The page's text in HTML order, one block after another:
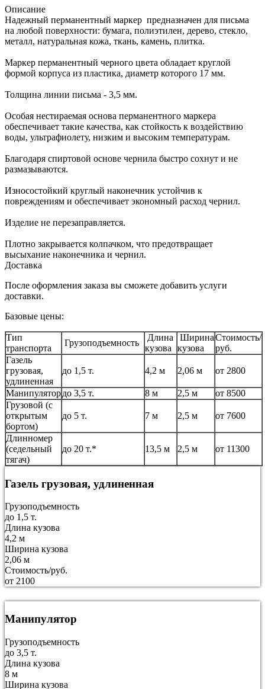
Описание
Надежный перманентный маркер предназначен для письма
на любой поверхности: бумага, полиэтилен, дерево, стекло,
металл, натуральная кожа, ткань, камень, плитка.
Маркер перманентный черного цвета обладает круглой
формой корпуса из пластика, диаметр которого 17 мм.
Толщина линии письма - 3,5 мм.
Особая нестираемая основа перманентного маркера
обеспечивает такие качества, как стойкость к воздействию
воды, ультрафиолету, низким и высоким температурам.
Благодаря спиртовой основе чернила быстро сохнут и не
размазываются.
Износостойкий круглый наконечник устойчив к
повреждениям и обеспечивает экономный расход чернил.
Изделие не перезаправляется.
Плотно закрывается колпачком, что предотвращает
высыхание наконечника и чернил.
Доставка
После оформления заказа вы сможете добавить услуги
доставки.
Базовые цены:
Тип
транспорта
Грузоподъемность
Длина
кузова
Ширина
кузова
Стоимость/
руб.
Газель
грузовая,
удлиненная
до 1,5 т. 4,2 м 2,06 м от 2800
Манипулятордо 3,5 т. 8 м 2,5 м
от 8500
Грузовой (с
открытым
бортом)
до 5 т. 7 м 2,5 м от 7600
Длинномер
(седельный
тягач)
до 20 т.* 13,5 м 2,5 м от 11300
Газель грузовая, удлиненная
Грузоподъемность
до 1,5 т.
Длина кузова
4,2 м
Ширина кузова
2,06 м
Стоимость/руб.
от 2100
Манипулятор
Грузоподъемность
до 3,5 т.
Длина кузова
8 м
Ширина кузова